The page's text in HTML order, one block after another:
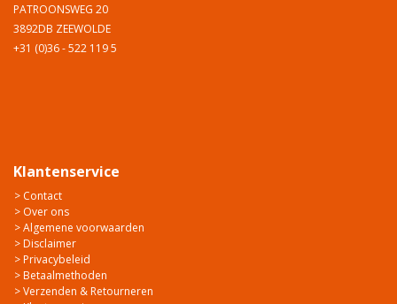
PATROONSWEG 20
3892DB ZEEWOLDE
+31 (0)36 - 522 119 5
Klantenservice
> Contact
> Over ons
> Algemene voorwaarden
> Disclaimer
> Privacybeleid
> Betaalmethoden
> Verzenden & Retourneren